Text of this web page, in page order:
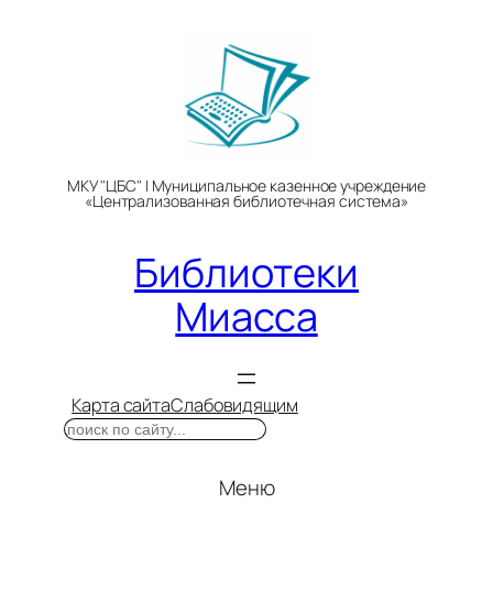
МКУ "ЦБС" | Муниципальное казенное учреждение
«Централизованная библиотечная система»
Библиотеки
Миасса
Карта сайтаСлабовидящим
Поиск
Меню